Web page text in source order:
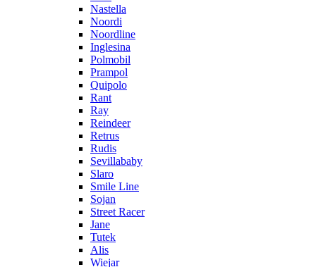
Nastella
Noordi
Noordline
Inglesina
Polmobil
Prampol
Quipolo
Rant
Ray
Reindeer
Retrus
Rudis
Sevillababy
Slaro
Smile Line
Sojan
Street Racer
Jane
Tutek
Alis
Wiejar